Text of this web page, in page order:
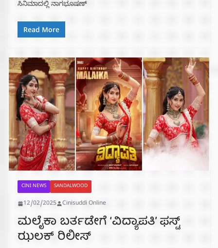
ಸಿನಿಮಾದಲ್ಲಿ ನಾಗಭೂಷಣ್
Read More
CINI NEWS SANDALWOOD
12/02/2025 Cinisuddi Online
ಮಲೈಕಾ ಬರ್ತಡೇಗೆ ‘ವಿದ್ಯಾಪತಿ’ ಫಸ್ಟ್
ಝಲಕ್ ರಿಲೀಸ್